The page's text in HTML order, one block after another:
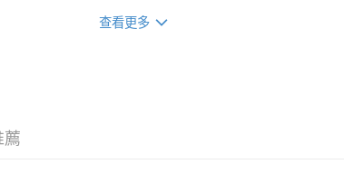
查看更多
薦